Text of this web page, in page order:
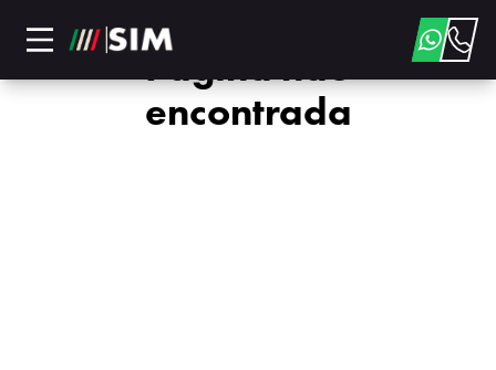
Página não
encontrada